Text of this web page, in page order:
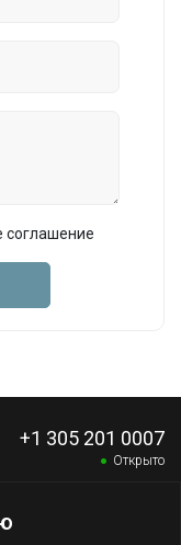
соглашение
+1 305 201 0007
Открыто